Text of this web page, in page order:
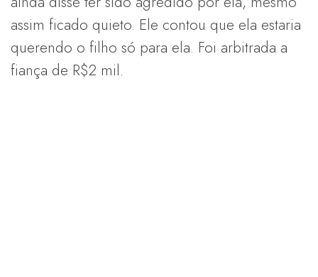
assim ficado quieto. Ele contou que ela estaria
querendo o filho só para ela. Foi arbitrada a
fiança de R$2 mil.